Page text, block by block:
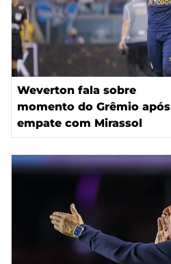
Weverton fala sobre
momento do Grêmio após
empate com Mirassol